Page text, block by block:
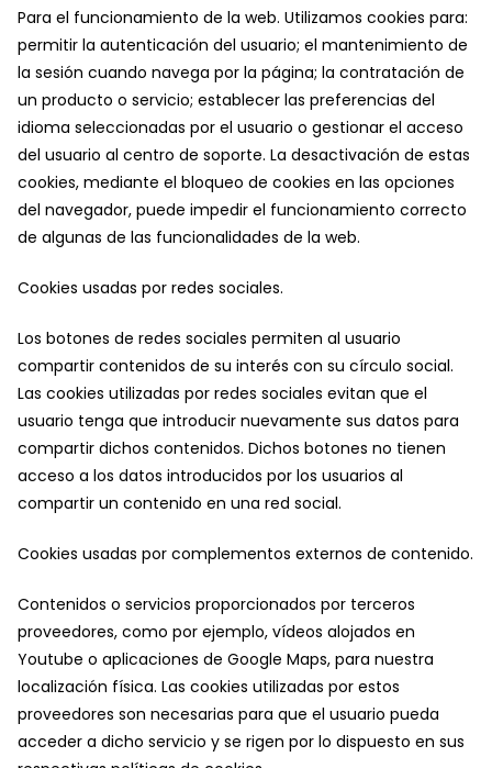
Para el funcionamiento de la web. Utilizamos cookies para:
permitir la autenticación del usuario; el mantenimiento de
la sesión cuando navega por la página; la contratación de
un producto o servicio; establecer las preferencias del
idioma seleccionadas por el usuario o gestionar el acceso
del usuario al centro de soporte. La desactivación de estas
cookies, mediante el bloqueo de cookies en las opciones
del navegador, puede impedir el funcionamiento correcto
de algunas de las funcionalidades de la web.
Cookies usadas por redes sociales.
Los botones de redes sociales permiten al usuario
compartir contenidos de su interés con su círculo social.
Las cookies utilizadas por redes sociales evitan que el
usuario tenga que introducir nuevamente sus datos para
compartir dichos contenidos. Dichos botones no tienen
acceso a los datos introducidos por los usuarios al
compartir un contenido en una red social.
Cookies usadas por complementos externos de contenido.
Contenidos o servicios proporcionados por terceros
proveedores, como por ejemplo, vídeos alojados en
Youtube o aplicaciones de Google Maps, para nuestra
localización física. Las cookies utilizadas por estos
proveedores son necesarias para que el usuario pueda
acceder a dicho servicio y se rigen por lo dispuesto en sus